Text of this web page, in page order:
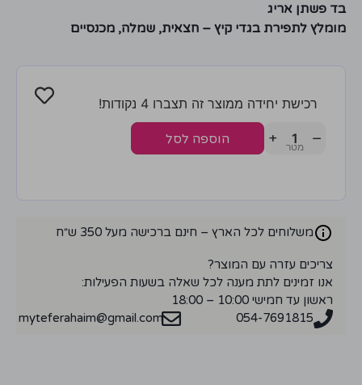
בד פשתן אריג
מומלץ לתפירת בגדי קיץ – חצאית, שמלה, מכנסיים
רכישת יחידה ממוצר זה תצברו 4 נקודות!
−
+ הוספה לסל
משלוחים לכל הארץ – חינם ברכישה מעל 350 ש״ח
צריכים עזרה עם המוצר?
אנו זמינים לתת מענה לכל שאלה בשעות הפעילות:
ראשון עד חמישי 10:00 – 18:00
054-7691815
myteferahaim@gmail.com